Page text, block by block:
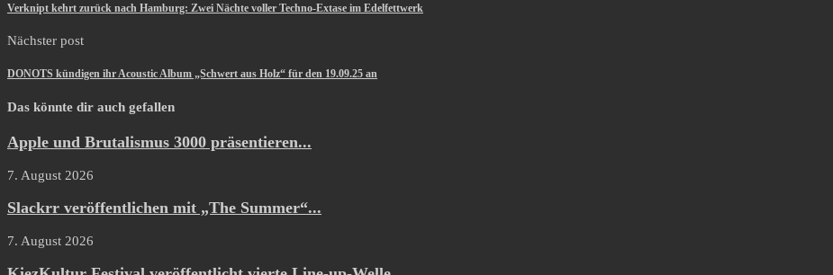
Verknipt kehrt zurück nach Hamburg: Zwei Nächte voller Techno-Extase im Edelfettwerk
Nächster post
DONOTS kündigen ihr Acoustic Album „Schwert aus Holz“ für den 19.09.25 an
Das könnte dir auch gefallen
Apple und Brutalismus 3000 präsentieren...
7. August 2026
Slackrr veröffentlichen mit „The Summer“...
7. August 2026